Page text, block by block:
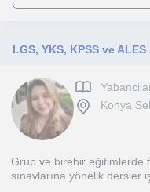
Konya
Grup ve birebir eğitimlerde
sınavlarına yönelik dersler